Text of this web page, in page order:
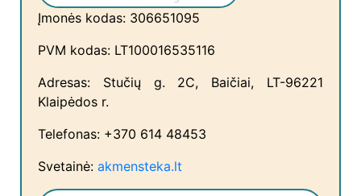
Įmonės kodas: 306651095
PVM kodas: LT100016535116
Adresas: Stučių g. 2C, Baičiai, LT-96221
Klaipėdos r.
Telefonas: +370 614 48453
Svetainė: akmensteka.lt